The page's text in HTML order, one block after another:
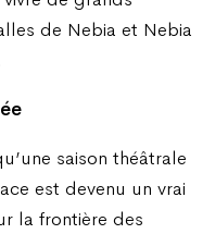
de Nebia et Nebia
saison théâtrale
est devenu un vrai
la frontière des